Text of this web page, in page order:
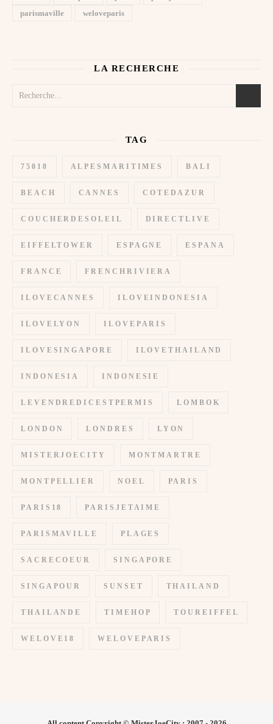
parismaville
weloveparis
LA RECHERCHE
TAG
75018 ALPESMARITIMES BALI
BEACH CANNES COTEDAZUR
COUCHERDESOLEIL DIRECTLIVE
EIFFELTOWER ESPAGNE ESPANA
FRANCE FRENCHRIVIERA
ILOVECANNES ILOVEINDONESIA
ILOVELYON ILOVEPARIS
ILOVESINGAPORE ILOVETHAILAND
INDONESIA INDONESIE
LEVENDREDICESTPERMIS LOMBOK
LONDON LONDRES LYON
MISTERJOECITY MONTMARTRE
MONTPELLIER NOEL PARIS
PARIS18 PARISJETAIME
PARISMAVILLE PLAGES
SACRECOEUR SINGAPORE
SINGAPOUR SUNSET THAILAND
THAILANDE TIMEHOP TOUREIFFEL
WELOVE18 WELOVEPARIS